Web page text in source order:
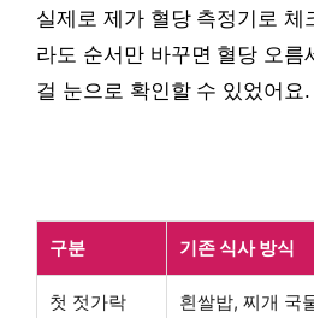
실제로 제가 혈당 측정기로 체
라도 순서만 바꾸면 혈당 오름
걸 눈으로 확인할 수 있었어요.
구분 기존 식사 방식
첫 젓가락 흰쌀밥, 찌개 국